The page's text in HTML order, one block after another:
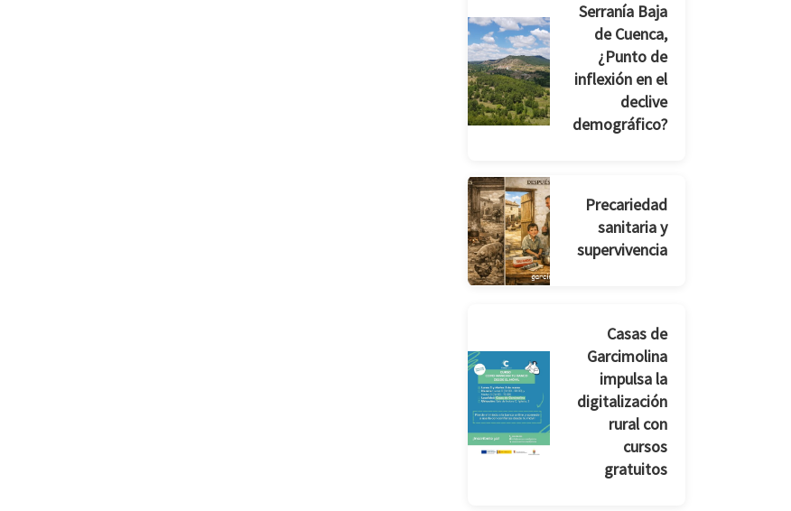
Serranía Baja
de Cuenca,
¿Punto de
inflexión en el
declive
demográfico?
Precariedad
sanitaria y
supervivencia
Casas de
Garcimolina
impulsa la
digitalización
rural con
cursos
gratuitos